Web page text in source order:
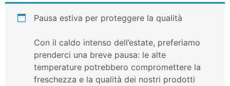
Pausa estiva per proteggere la qualità
Con il caldo intenso dell’estate, preferiamo
prenderci una breve pausa: le alte
temperature potrebbero compromettere la
freschezza e la qualità dei nostri prodotti